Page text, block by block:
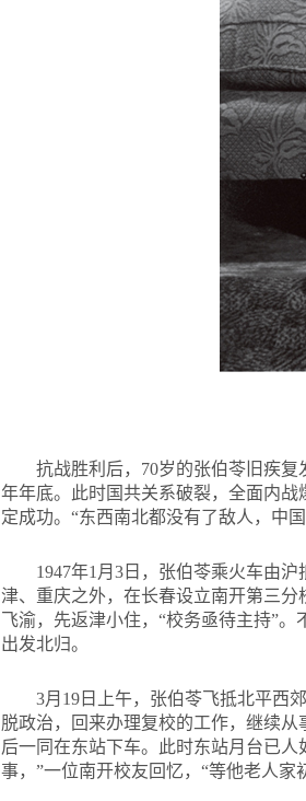
抗战胜利后，70岁的张伯苓旧疾
年年底。此时国共关系破裂，全面内
定成功。“东西南北都没有了敌人，中
1947年1月3日，张伯苓乘火车由
津、重庆之外，在长春设立南开第三
飞渝，先返津小住，“校务亟待主持”
出发北归。
3月19日上午，张伯苓飞抵北平西
脱政治，回来办理复校的工作，继续
后一同在东站下车。此时东站月台已
事，”一位南开校友回忆，“等他老人